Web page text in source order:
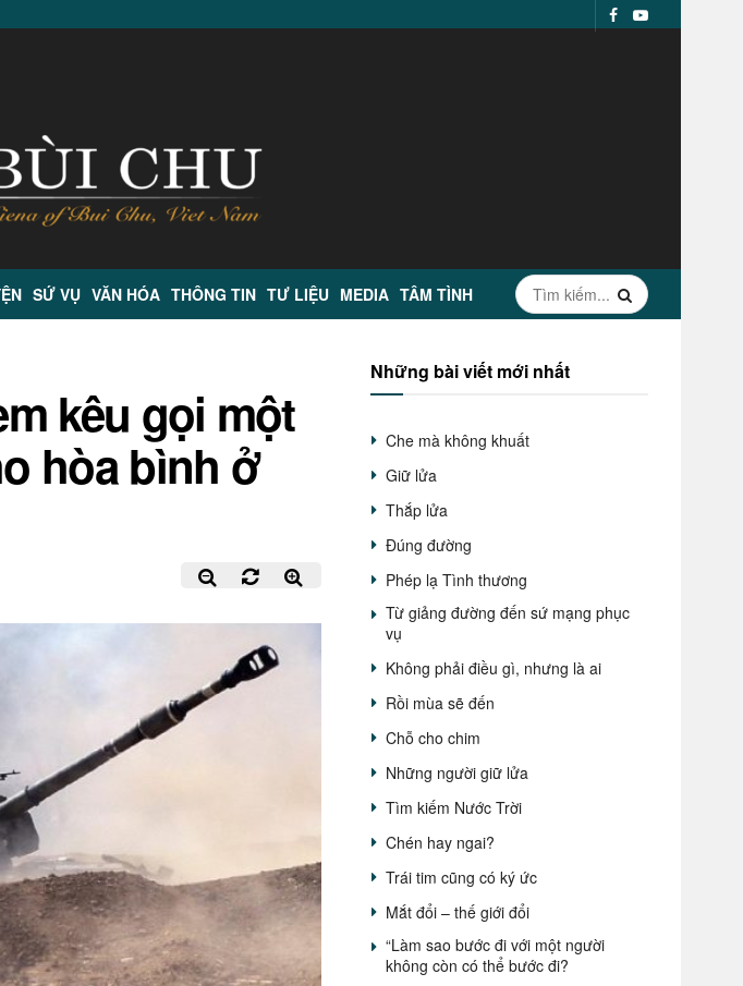
SỨ VỤ VĂN HÓA THÔNG TIN TƯ LIỆU MEDIA TÂM TÌNH
kêu gọi một
hòa bình ở
Những bài viết mới nhất
Che mà không khuất
Giữ lửa
Thắp lửa
Đúng đường
Phép lạ Tình thương
Từ giảng đường đến sứ mạng phục
vụ
Không phải điều gì, nhưng là ai
Rồi mùa sẽ đến
Chỗ cho chim
Những người giữ lửa
Tìm kiếm Nước Trời
Chén hay ngai?
Trái tim cũng có ký ức
Mắt đổi – thế giới đổi
“Làm sao bước đi với một người
không còn có thể bước đi?